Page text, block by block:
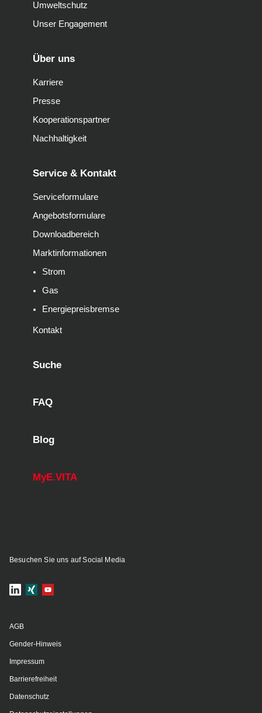
Umweltschutz
Unser Engagement
Über uns
Karriere
Presse
Kooperationspartner
Nachhaltigkeit
Service & Kontakt
Serviceformulare
Angebotsformulare
Downloadbereich
Marktinformationen
Strom
Gas
Energiepreisbremse
Kontakt
Suche
FAQ
Blog
MyE.VITA
Besuchen Sie uns auf Social Media
AGB
Gender-Hinweis
Impressum
Barrierefreiheit
Datenschutz